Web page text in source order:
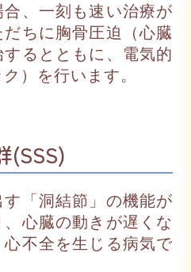
、一刻も速い治療が
ちに胸骨圧迫（心臓
るとともに、電気的
）を行います。
「洞結節」の機能が
心臓の動きが遅くな
心不全を生じる病気で